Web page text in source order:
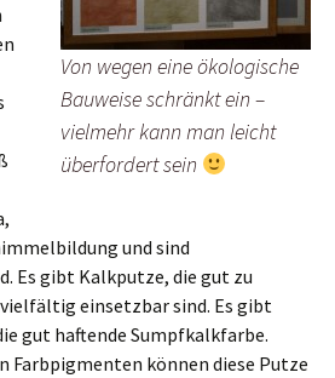
Von wegen eine ökologische
Bauweise schränkt ein –
vielmehr kann man leicht
überfordert sein
und sind
Es gibt Kalkputze, die gut zu
einsetzbar sind. Es gibt
gut haftende Sumpfkalkfarbe.
Farbpigmenten können diese Putze